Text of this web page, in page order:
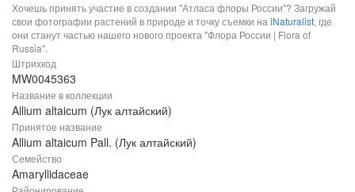
Хочешь принять участие в создании "Атласа флоры России"? Загружай
свои фотографии растений в природе и точку съемки на iNaturalist, где
они станут частью нашего нового проекта "Флора России | Flora of
Russia".
Штрихкод
MW0045363
Название в коллекции
Allium altaicum (Лук алтайский)
Принятое название
Allium altaicum Pall. (Лук алтайский)
Семейство
Amaryllidaceae